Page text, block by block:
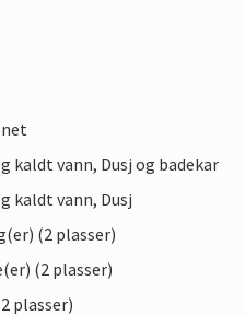
kaldt vann, Dusj og badekar
kaldt vann, Dusj
(2 plasser)
(2 plasser)
plasser)